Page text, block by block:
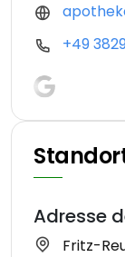
+49
Adresse
Fritz-